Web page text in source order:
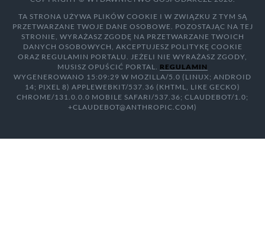
TA STRONA UŻYWA PLIKÓW COOKIE I W ZWIĄZKU Z TYM SĄ
PRZETWARZANE TWOJE DANE OSOBOWE. POZOSTAJĄC NA TEJ
STRONIE, WYRAŻASZ ZGODĘ NA PRZETWARZANE TWOICH
DANYCH OSOBOWYCH, AKCEPTUJESZ POLITYKĘ COOKIE
ORAZ REGULAMIN PORTALU. JEŻELI NIE WYRAŻASZ ZGODY,
MUSISZ OPUŚCIĆ PORTAL. REGULAMIN
WYGENEROWANO 15:09:29 W MOZILLA/5.0 (LINUX; ANDROID
14; PIXEL 8) APPLEWEBKIT/537.36 (KHTML, LIKE GECKO)
CHROME/131.0.0.0 MOBILE SAFARI/537.36; CLAUDEBOT/1.0;
+CLAUDEBOT@ANTHROPIC.COM)